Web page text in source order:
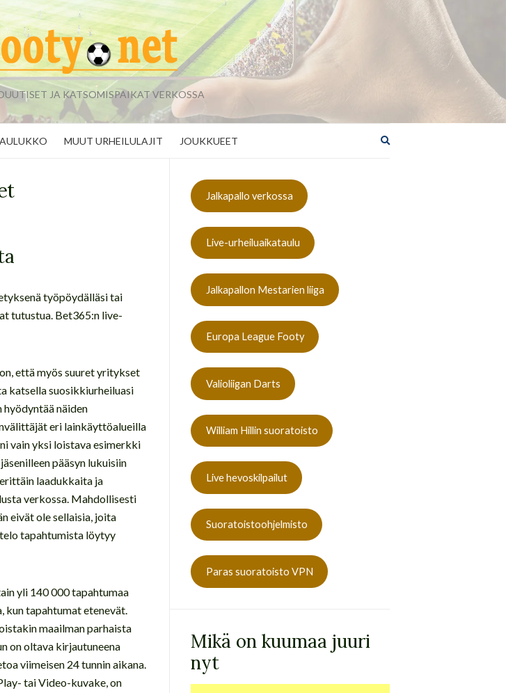
JA KATSOMISPAIKAT VERKOSSA
MUUT URHEILULAJIT JOUKKUEET
työpöydälläsi tai
tutustua. Bet365:n live-
että myös suuret yritykset
katsella suosikkiurheiluasi
näiden
eri lainkäyttöalueilla
vain yksi loistava esimerkki
pääsyn lukuisiin
laadukkaita ja
verkossa. Mahdollisesti
eivät ole sellaisia, joita
tapahtumista löytyy
yli 140 000 tapahtumaa
kun tapahtumat etenevät.
maailman parhaista
on oltava kirjautuneena
viimeisen 24 tunnin aikana.
tai Video-kuvake, on
Jalkapallo verkossa
Live-urheiluaikataulu
Jalkapallon Mestarien liiga
Europa League Footy
Valioliigan Darts
William Hillin suoratoisto
Live hevoskilpailut
Suoratoistoohjelmisto
Paras suoratoisto VPN
Mikä on kuumaa juuri
nyt